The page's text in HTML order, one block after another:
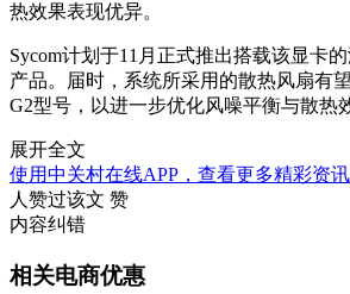
热效果表现优异。
Sycom计划于11月正式推出搭载该显卡
产品。届时，系统所采用的散热风扇有
G2型号，以进一步优化风噪平衡与散热
展开全文
使用中关村在线APP，查看更多精彩资讯
人赞过该文 赞
内容纠错
相关电商优惠